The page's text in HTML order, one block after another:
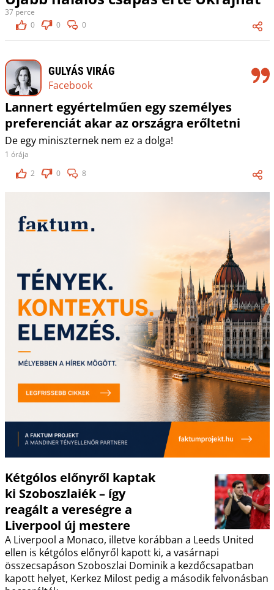
37 perce
0
0 0
GULYÁS VIRÁG
Facebook
Lannert egyértelműen egy személyes
preferenciát akar az országra erőltetni
De egy miniszternek nem ez a dolga!
1 órája
2
0 8
Kétgólos előnyről kaptak
ki Szoboszlaiék – így
reagált a vereségre a
Liverpool új mestere
A Liverpool a Monaco, illetve korábban a Leeds United
ellen is kétgólos előnyről kapott ki, a vasárnapi
összecsapáson Szoboszlai Dominik a kezdőcsapatban
kapott helyet, Kerkez Milost pedig a második felvonásban